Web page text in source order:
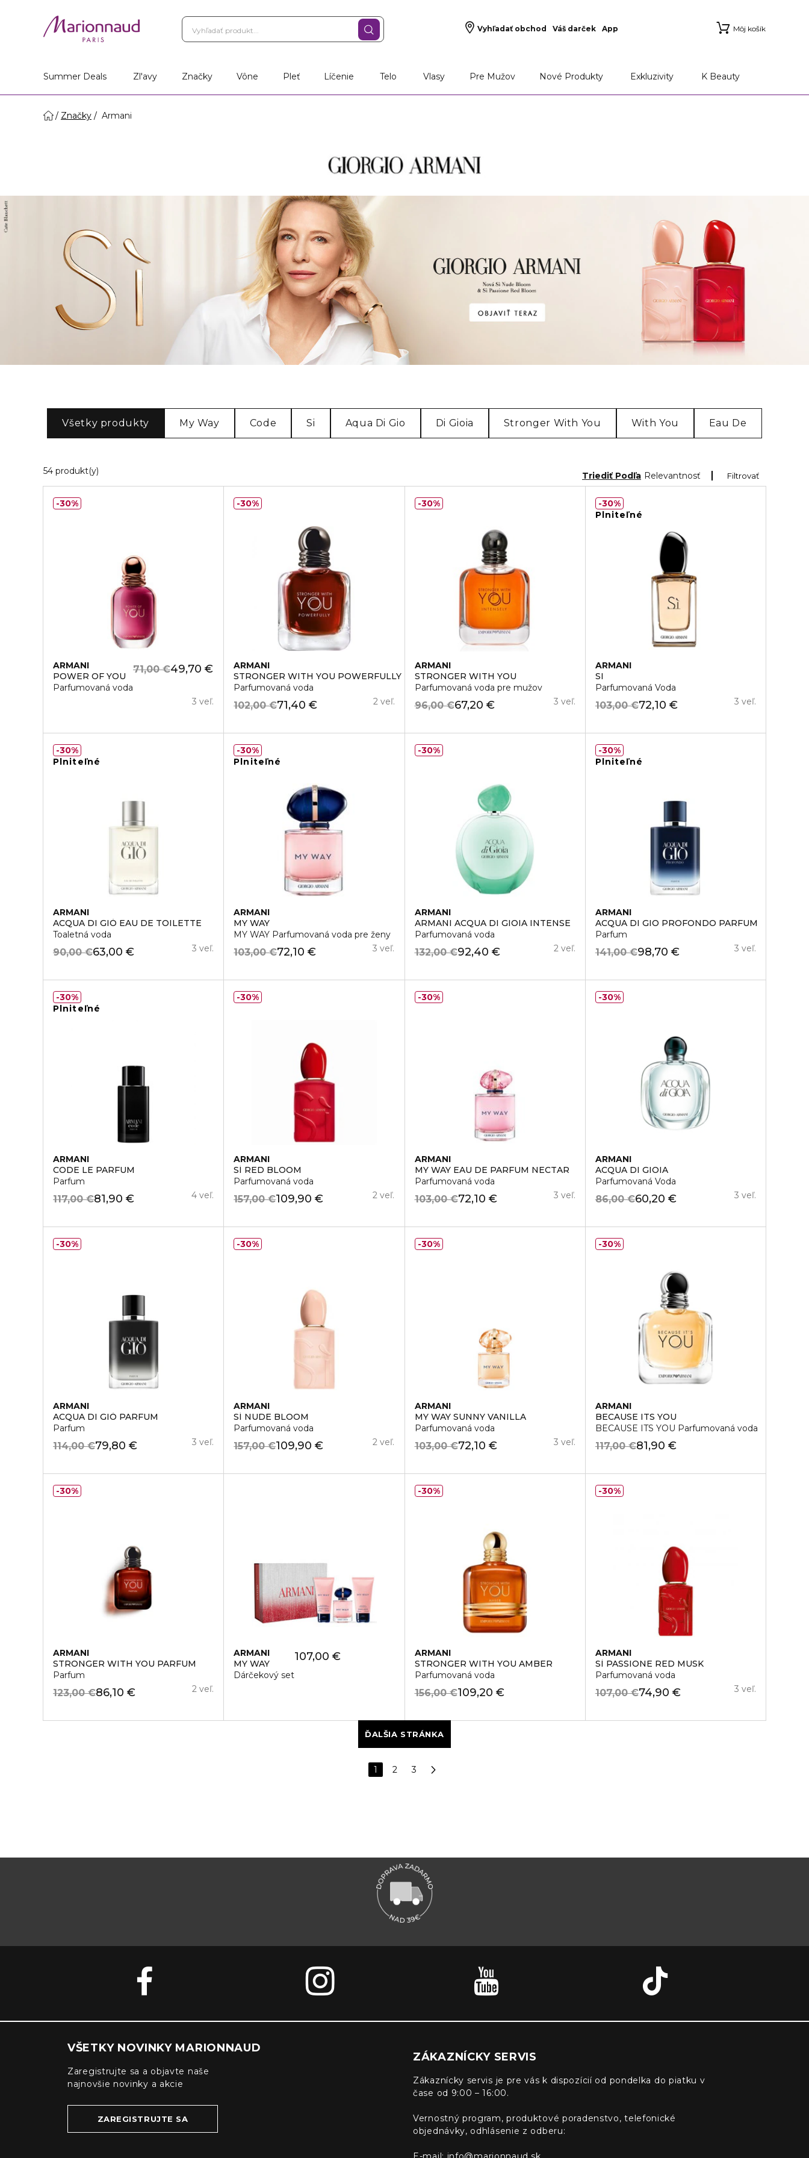
Vyhľadať obchod Váš darček App Môj košík
Summer Deals Zl'avy Značky Vône Pleť Líčenie Telo Vlasy Pre Mužov Nové Produkty Exkluzivity K Beauty
Značky Armani
Všetky produkty My Way Code Si Aqua Di Gio Di Gioia Stronger With You With You Eau De
54 produkt(y) Filtrovať
Triediť Podľa Relevantnosť
ARMANI
POWER OF YOU
Parfumovaná voda
49,70 €
71,00 €
3 veľ.
30%
ARMANI
STRONGER WITH YOU POWERFULLY
Parfumovaná voda
71,40 €
102,00 € 2 veľ.
30%
ARMANI
STRONGER WITH YOU
Parfumovaná voda pre mužov
67,20 €
96,00 € 3 veľ.
30%
Plniteľné
ARMANI
SI
Parfumovaná Voda
72,10 €
103,00 € 3 veľ.
30%
Plniteľné
ARMANI
ACQUA DI GIÒ EAU DE TOILETTE
Toaletná voda
63,00 €
90,00 € 3 veľ.
30%
Plniteľné
ARMANI
MY WAY
MY WAY Parfumovaná voda pre ženy
72,10 €
103,00 € 3 veľ.
30%
ARMANI
ARMANI ACQUA DI GIOIA INTENSE
Parfumovaná voda
92,40 €
132,00 € 2 veľ.
30%
Plniteľné
ARMANI
ACQUA DI GIO PROFONDO PARFUM
Parfum
98,70 €
141,00 € 3 veľ.
30%
Plniteľné
ARMANI
CODE LE PARFUM
Parfum
81,90 €
117,00 € 4 veľ.
30%
ARMANI
SÍ RED BLOOM
Parfumovaná voda
109,90 €
157,00 € 2 veľ.
30%
ARMANI
MY WAY EAU DE PARFUM NECTAR
Parfumovaná voda
72,10 €
103,00 € 3 veľ.
30%
ARMANI
ACQUA DI GIOIA
Parfumovaná Voda
60,20 €
86,00 € 3 veľ.
30%
ARMANI
ACQUA DI GIÒ PARFUM
Parfum
79,80 €
114,00 € 3 veľ.
30%
ARMANI
SÍ NUDE BLOOM
Parfumovaná voda
109,90 €
157,00 € 2 veľ.
30%
ARMANI
MY WAY SUNNY VANILLA
Parfumovaná voda
72,10 €
103,00 € 3 veľ.
30%
ARMANI
BECAUSE ITS YOU
BECAUSE ITS YOU Parfumovaná voda
81,90 €
117,00 €
30%
ARMANI
STRONGER WITH YOU PARFUM
Parfum
86,10 €
123,00 € 2 veľ.
30%
ARMANI
MY WAY
Dárčekový set
107,00 €
ARMANI
STRONGER WITH YOU AMBER
Parfumovaná voda
109,20 €
156,00 €
30%
ARMANI
SÌ PASSIONE RED MUSK
Parfumovaná voda
74,90 €
107,00 € 3 veľ.
30%
ĎALŠIA STRÁNKA
1 2 3
VŠETKY NOVINKY MARIONNAUD
Zaregistrujte sa a objavte naše
najnovšie novinky a akcie
ZAREGISTRUJTE SA
ZÁKAZNÍCKY SERVIS
Zákaznícky servis je pre vás k dispozícií od pondelka do piatku v
čase od 9:00 – 16:00.
Vernostný program, produktové poradenstvo, telefonické
objednávky, odhlásenie z odberu: